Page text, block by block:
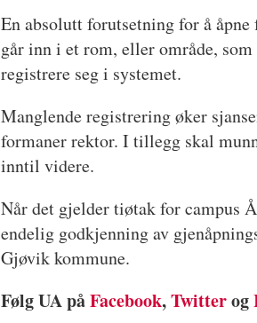
En absolutt forutsetning for å
går inn i et rom, eller område,
registrere seg i systemet.
Manglende registrering øker
formaner rektor. I tillegg skal
inntil videre.
Når det gjelder tiøtak for campus
endelig godkjenning av
Gjøvik kommune.
Følg UA påFacebook,Twitterog